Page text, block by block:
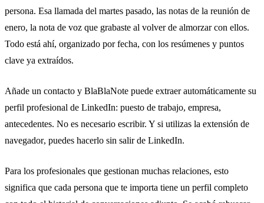
persona. Esa llamada del martes pasado, las notas de la reunión de
enero, la nota de voz que grabaste al volver de almorzar con ellos.
Todo está ahí, organizado por fecha, con los resúmenes y puntos
clave ya extraídos.
Añade un contacto y BlaBlaNote puede extraer automáticamente su
perfil profesional de LinkedIn: puesto de trabajo, empresa,
antecedentes. No es necesario escribir. Y si utilizas la extensión de
navegador, puedes hacerlo sin salir de LinkedIn.
Para los profesionales que gestionan muchas relaciones, esto
significa que cada persona que te importa tiene un perfil completo